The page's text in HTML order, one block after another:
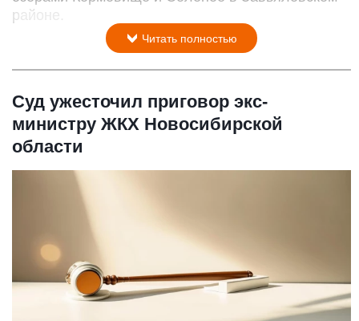
районе.
Читать полностью
Суд ужесточил приговор экс-
министру ЖКХ Новосибирской
области